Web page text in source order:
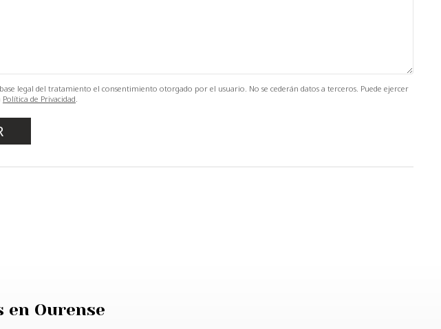
legal del tratamiento el consentimiento otorgado por el usuario. No se cederán datos a terceros. Puede ejercer
Política de Privacidad
Ourense